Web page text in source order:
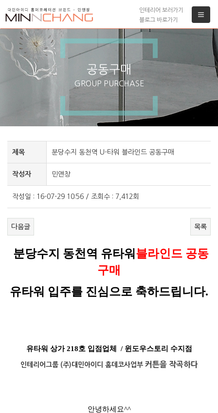
인테리어 보러가기
블로그 바로가기
공동구매
GROUP PURCHASE
제목 분당수지 동천역 U-타워 블라인드 공동구매
작성자 민앤창
작성일 : 16-07-29 10:56 / 조회수 : 7,412회
다음글 목록
분당수지 동천역 유타워 블라인드 공동
구매
유타워 입주를 진심으로 축하드립니다.​
유타워 상가 218호 입점업체 / 윈도우스토리 수지점
인테리어그룹 (주)대민아이디 홈데코사업부 커튼을 작곡하다
안녕하세요^^